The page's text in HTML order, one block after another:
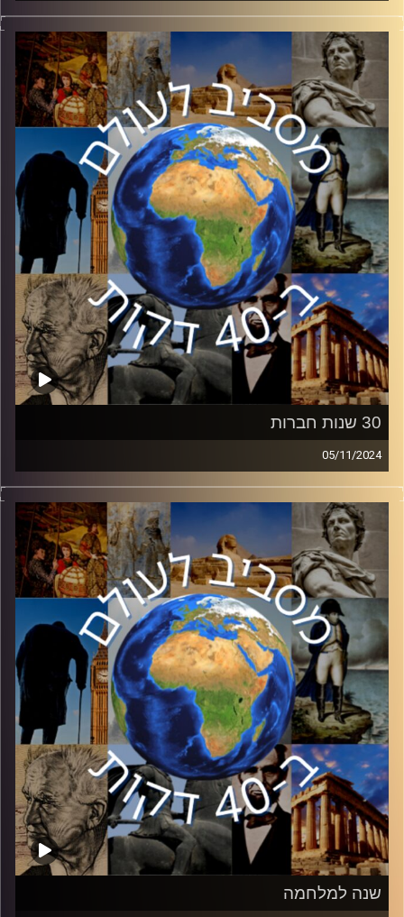
עד טבח ה 07.10, איראן התקדמה אל עבר מטרותיה בזירה
הבינלאומית. מאז הטבח, שהוביל לפתיחת חזית אל מול ישראל,
איראן סופגת אבדות קשות. האם עליה לשנות את יעדיה
האסטרטגים? כיצד היא יכולה לחשב מסלול מחדש? ד״ר רז
צימט, חוקר בכיר במכון למחקרי ביטחון לאומי ה INSS
באוניברסיטת תל אביב הצטרף אלינו כדי לענות על השאלות
קרדיט תמונות:יוסי מצרי
30 שנות חברות
05/11/2024
השבוע אנו מציינים 30 שנים להסכם השלום עם ירדן, אחד
הנכסים המדיניים החשובים ביותר של מדינת ישראל. למרות
זאת, בשנים האחרונות הלך ופחת מעמדו של הישג מדיני זה.
ד״ר אופיר וינטר, חוקר בכיר במכון למחקרי ביטחון לאומי
באוניברסיטת תל אביב יפרט על העליות והירידות ביחסים עם
ירדן.
קרדיט תמונות:יוסי מצרי
שנה למלחמה